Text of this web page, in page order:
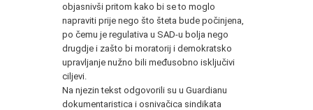
objasnivši pritom kako bi se to moglo
napraviti prije nego što šteta bude počinjena,
po čemu je regulativa u SAD-u bolja nego
drugdje i zašto bi moratorij i demokratsko
upravljanje nužno bili međusobno isključivi
ciljevi.
Na njezin tekst odgovorili su u Guardianu
dokumentaristica i osnivačica sindikata